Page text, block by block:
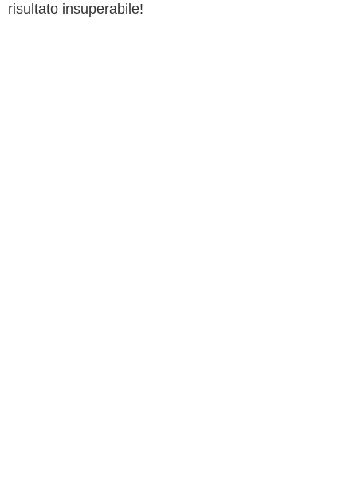
risultato insuperabile!